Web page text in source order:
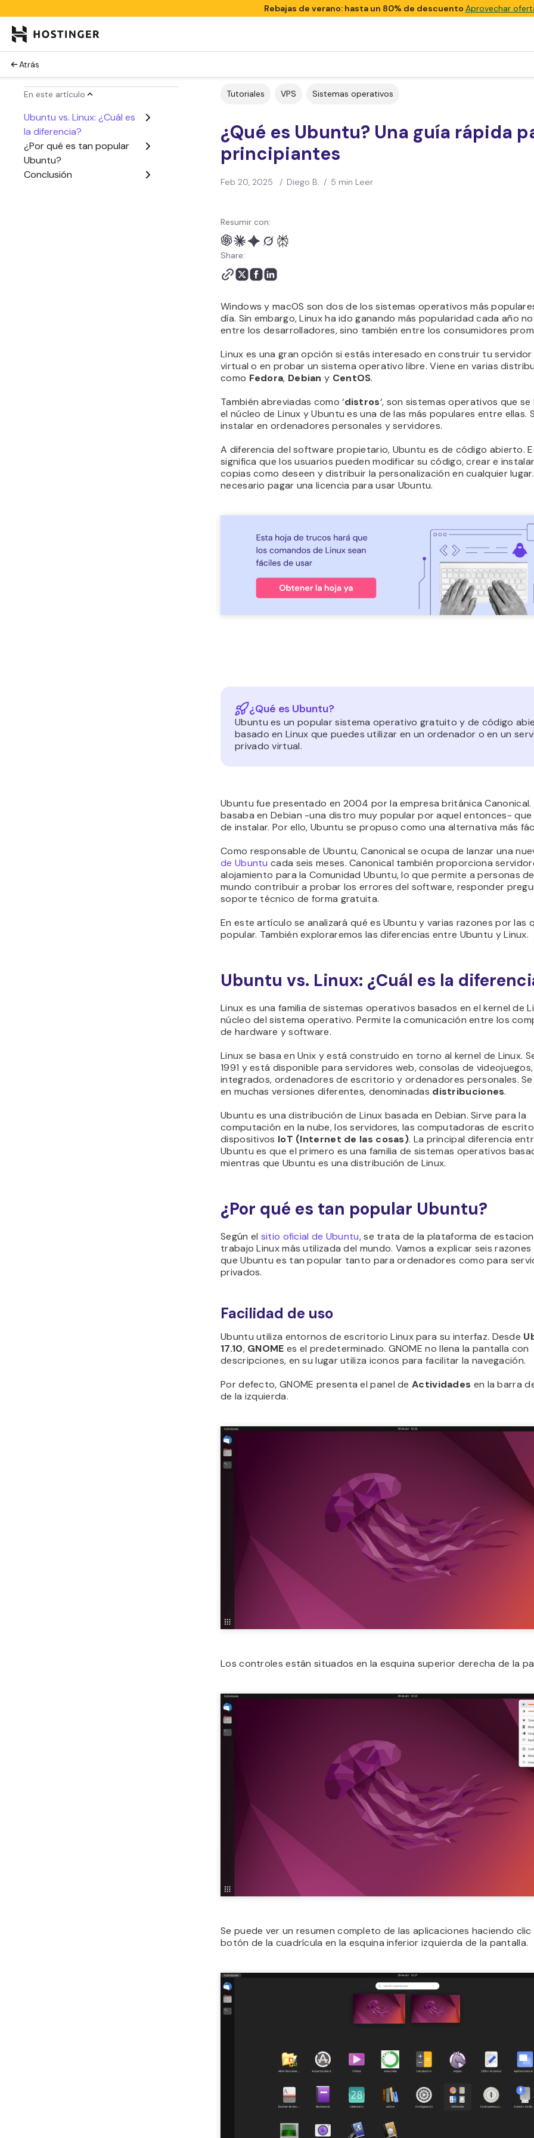
Rebajas de verano: hasta un 80% de descuento Aprovechar
Atrás
En este artículo
Ubuntu vs. Linux: ¿Cuál es
la diferencia?
¿Por qué es tan popular
Ubuntu?
Conclusión
Tutoriales VPS Sistemas operativos
¿Qué es Ubuntu? Una guía rápida
principiantes
Feb 20, 2025 / Diego B. / 5 min Leer
Resumir con:
Share:
Windows y macOS son dos de los sistemas operativos más
día. Sin embargo, Linux ha ido ganando más popularidad cada año
entre los desarrolladores, sino también entre los consumidores
Linux es una gran opción si estás interesado en construir tu
virtual o en probar un sistema operativo libre. Viene en varias
como Fedora, Debian y CentOS.
También abreviadas como ‘distros‘, son sistemas operativos que se
el núcleo de Linux y Ubuntu es una de las más populares entre ellas.
instalar en ordenadores personales y servidores.
A diferencia del software propietario, Ubuntu es de código abierto.
significa que los usuarios pueden modificar su código, crear e
copias como deseen y distribuir la personalización en cualquier
necesario pagar una licencia para usar Ubuntu.
¿Qué es Ubuntu?
Ubuntu es un popular sistema operativo gratuito y de código
basado en Linux que puedes utilizar en un ordenador o en un
privado virtual.
Ubuntu fue presentado en 2004 por la empresa británica Canonical.
basaba en Debian -una distro muy popular por aquel entonces- que
de instalar. Por ello, Ubuntu se propuso como una alternativa más
Como responsable de Ubuntu, Canonical se ocupa de lanzar una
de Ubuntu cada seis meses. Canonical también proporciona
alojamiento para la Comunidad Ubuntu, lo que permite a personas
mundo contribuir a probar los errores del software, responder
soporte técnico de forma gratuita.
En este artículo se analizará qué es Ubuntu y varias razones por las
popular. También exploraremos las diferencias entre Ubuntu y Linux.
Ubuntu vs. Linux: ¿Cuál es la
Linux es una familia de sistemas operativos basados en el kernel de
núcleo del sistema operativo. Permite la comunicación entre los
de hardware y software.
Linux se basa en Unix y está construido en torno al kernel de Linux.
1991 y está disponible para servidores web, consolas de
integrados, ordenadores de escritorio y ordenadores personales.
en muchas versiones diferentes, denominadas distribuciones.
Ubuntu es una distribución de Linux basada en Debian. Sirve para la
computación en la nube, los servidores, las computadoras de
dispositivos IoT (Internet de las cosas). La principal diferencia
Ubuntu es que el primero es una familia de sistemas operativos
mientras que Ubuntu es una distribución de Linux.
¿Por qué es tan popular Ubuntu?
Según el sitio oficial de Ubuntu, se trata de la plataforma de
trabajo Linux más utilizada del mundo. Vamos a explicar seis razones
que Ubuntu es tan popular tanto para ordenadores como para
privados.
Facilidad de uso
Ubuntu utiliza entornos de escritorio Linux para su interfaz. Desde
17.10, GNOME es el predeterminado. GNOME no llena la pantalla con
descripciones, en su lugar utiliza iconos para facilitar la navegación.
Por defecto, GNOME presenta el panel de Actividades en la barra
de la izquierda.
Los controles están situados en la esquina superior derecha de la
Se puede ver un resumen completo de las aplicaciones haciendo clic
botón de la cuadrícula en la esquina inferior izquierda de la pantalla.